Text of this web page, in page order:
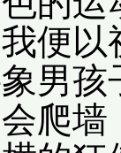
便
男
爬